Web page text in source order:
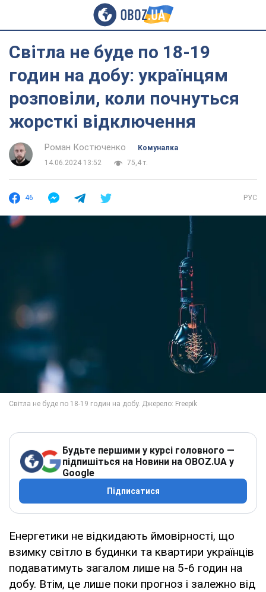
Світла не буде по 18-19
годин на добу: українцям
розповіли, коли почнуться
жорсткі відключення
Роман Костюченко
Комуналка
14.06.2024 13:52
75,4 т.
46 РУС
Будьте першими у курсі головного —
підпишіться на Новини на OBOZ.UA у
Google
Підписатися
Енергетики не відкидають ймовірності, що
взимку світло в будинки та квартири українців
подаватимуть загалом лише на 5-6 годин на
добу. Втім, це лише поки прогноз і залежно від